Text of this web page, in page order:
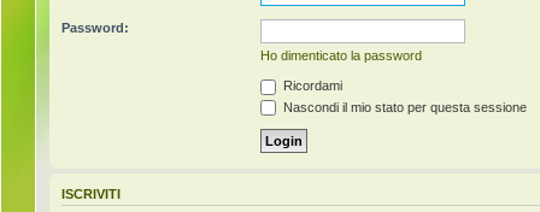
Password:
Ho dimenticato la password
Ricordami
Nascondi il mio stato per questa sessione
ISCRIVITI